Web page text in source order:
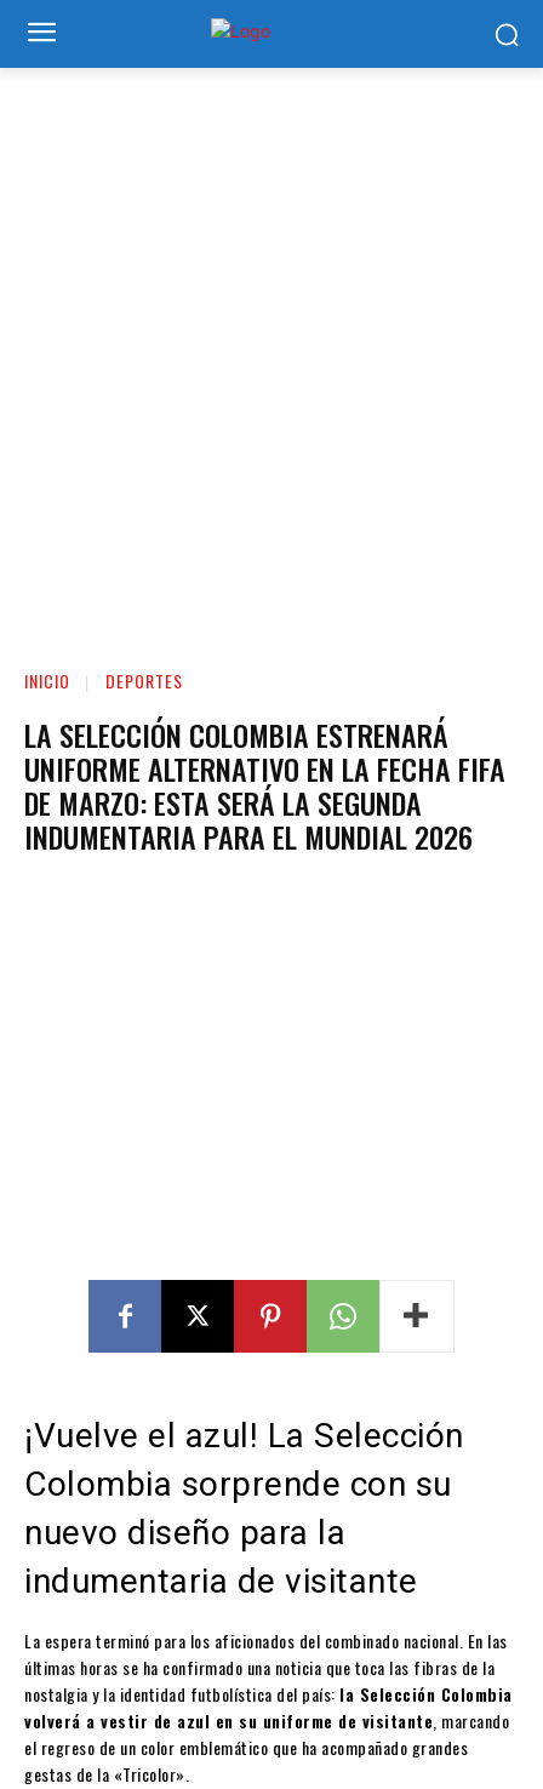
INICIO DEPORTES
LA SELECCIÓN COLOMBIA ESTRENARÁ
UNIFORME ALTERNATIVO EN LA FECHA FIFA
DE MARZO: ESTA SERÁ LA SEGUNDA
INDUMENTARIA PARA EL MUNDIAL 2026
¡Vuelve el azul! La Selección
Colombia sorprende con su
nuevo diseño para la
indumentaria de visitante
La espera terminó para los aficionados del combinado nacional. En las
últimas horas se ha confirmado una noticia que toca las fibras de la
nostalgia y la identidad futbolística del país: la Selección Colombia
volverá a vestir de azul en su uniforme de visitante, marcando
el regreso de un color emblemático que ha acompañado grandes
gestas de la «Tricolor».